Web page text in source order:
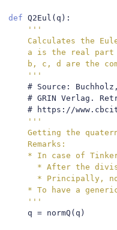
def Q2Eul ( q ):
'''
Calculates the
    a is the real part
b, c, d are the
    '''
# Source:
# GRIN Verlag.
# https://
'''
Getting the
    Remarks:
* In case of
* After the
* Principally,
* To have a
    '''
    q
= normQ ( q )